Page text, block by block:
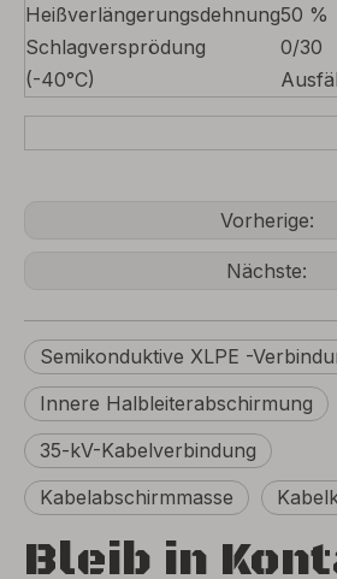
Heißverlängerungsdehnung50 %
Schlagversprödung
(-40°C)
0/30
Vorherige:
Nächste:
Semikonduktive XLPE -
Innere Halbleiterabschirmung
35-kV-Kabelverbindung
Kabelabschirmmasse
Bleib in